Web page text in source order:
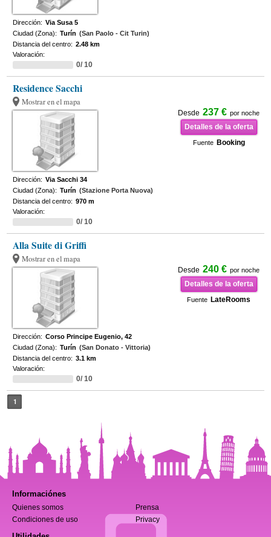
Dirección: Via Susa 5
Ciudad (Zona): Turín (San Paolo - Cit Turin)
Distancia del centro: 2.48 km
Valoración:
0/ 10
Residence Sacchi
Mostrar en el mapa
Desde 237 € por noche
Detalles de la oferta
Fuente Booking
Dirección: Via Sacchi 34
Ciudad (Zona): Turín (Stazione Porta Nuova)
Distancia del centro: 970 m
Valoración:
0/ 10
Alla Suite di Griffi
Mostrar en el mapa
Desde 240 € por noche
Detalles de la oferta
Fuente LateRooms
Dirección: Corso Principe Eugenio, 42
Ciudad (Zona): Turín (San Donato - Vittoria)
Distancia del centro: 3.1 km
Valoración:
0/ 10
1
Informaciónes
Quienes somos
Prensa
Condiciones de uso
Privacy